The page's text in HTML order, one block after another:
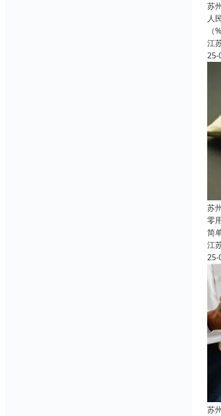
苏
人
江
25-
苏
零
简
江
25-
苏